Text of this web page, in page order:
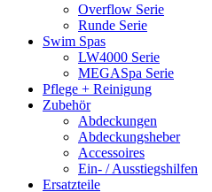
Overflow Serie
Runde Serie
Swim Spas
LW4000 Serie
MEGASpa Serie
Pflege + Reinigung
Zubehör
Abdeckungen
Abdeckungsheber
Accessoires
Ein- / Ausstiegshilfen
Ersatzteile